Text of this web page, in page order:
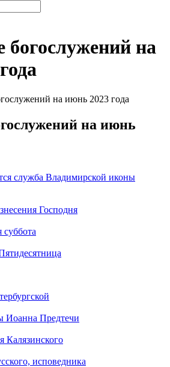
богослужений на
на июнь 2023 года
на июнь
служба Владимирской иконы
Господня
суббота
Иоанна Предтечи
Калязинского
исповедника